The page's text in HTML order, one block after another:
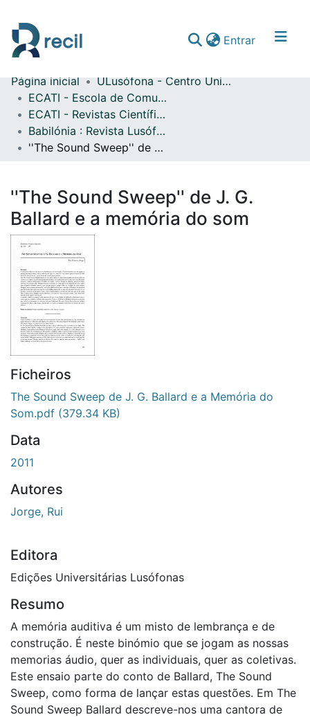
Entrar(current)
Comunidades & Coleções
Percorrer repositório
Estatísticas
Página inicial
ULusófona - Centro Universitário de Lisboa
ECATI - Escola de Comunicação, Arquitetura, Artes e Tecnologias da Informação
ECATI - Revistas Científicas
Babilónia : Revista Lusófona de Línguas, Culturas e Tradução
''The Sound Sweep'' de J. G. Ballard e a memória do som
''The Sound Sweep'' de J. G.
Ballard e a memória do som
Ficheiros
The Sound Sweep de J. G. Ballard e a Memória do
Som.pdf (379.34 KB)
Data
2011
Autores
Jorge, Rui
Editora
Edições Universitárias Lusófonas
Resumo
A memória auditiva é um misto de lembrança e de
construção. É neste binómio que se jogam as nossas
memorias áudio, quer as individuais, quer as coletivas.
Este ensaio parte do conto de Ballard, The Sound
Sweep, como forma de lançar estas questões. Em The
Sound Sweep Ballard descreve-nos uma cantora de